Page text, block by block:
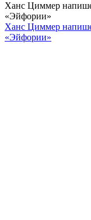
Ханс Циммер
«Эйфории»
Ханс Циммер
«Эйфории»